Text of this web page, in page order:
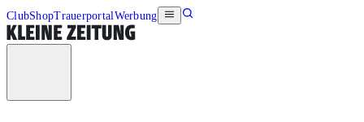
ClubShopTrauerportalWerbung